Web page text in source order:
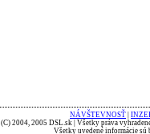
NÁVŠTEVNOSŤ
(C) 2004, 2005 DSL.sk | Všetky práva
Všetky uvedené informácie sú